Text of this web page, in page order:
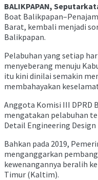
BALIKPAPAN,
Boat
Barat, kembali menjadi
Balikpapan.
Pelabuhan yang setiap
menyeberang menuju
itu kini dinilai semakin
membahayakan
Anggota Komisi III DPRD
mengatakan pelabuhan
Detail Engineering Design
Bahkan pada 2019,
menganggarkan
kewenangannya beralih
Timur (Kaltim).